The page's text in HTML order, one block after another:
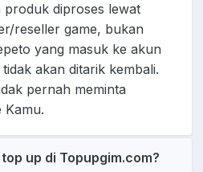
produk diproses lewat
reseller game, bukan
yang masuk ke akun
akan ditarik kembali.
pernah meminta
Kamu.
up di Topupgim.com?